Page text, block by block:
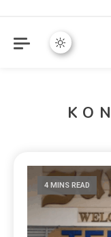
4 MINS READ